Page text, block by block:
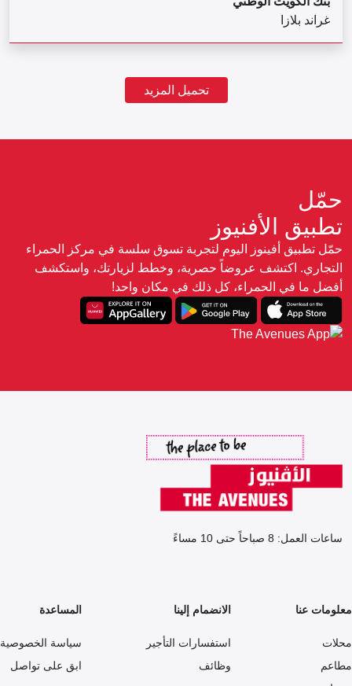
غراند بلازا
تحميل المزيد
حمّل
تطبيق الأفنيوز
حمّل تطبيق أفينوز اليوم لتجربة تسوق سلسة في مركز الحمراء
التجاري. اكتشف عروضاً حصرية، وخطط لزيارتك، واستكشف
أفضل ما في الحمراء، كل ذلك في مكان واحد!
ساعات العمل: 8 صباحاً حتى 10 مساءً
معلومات عنا
محلات
مطاعم
الانضمام إلينا
استفسارات التأجير
وظائف
المساعدة
سياسة الخصوصية
ابق على تواصل